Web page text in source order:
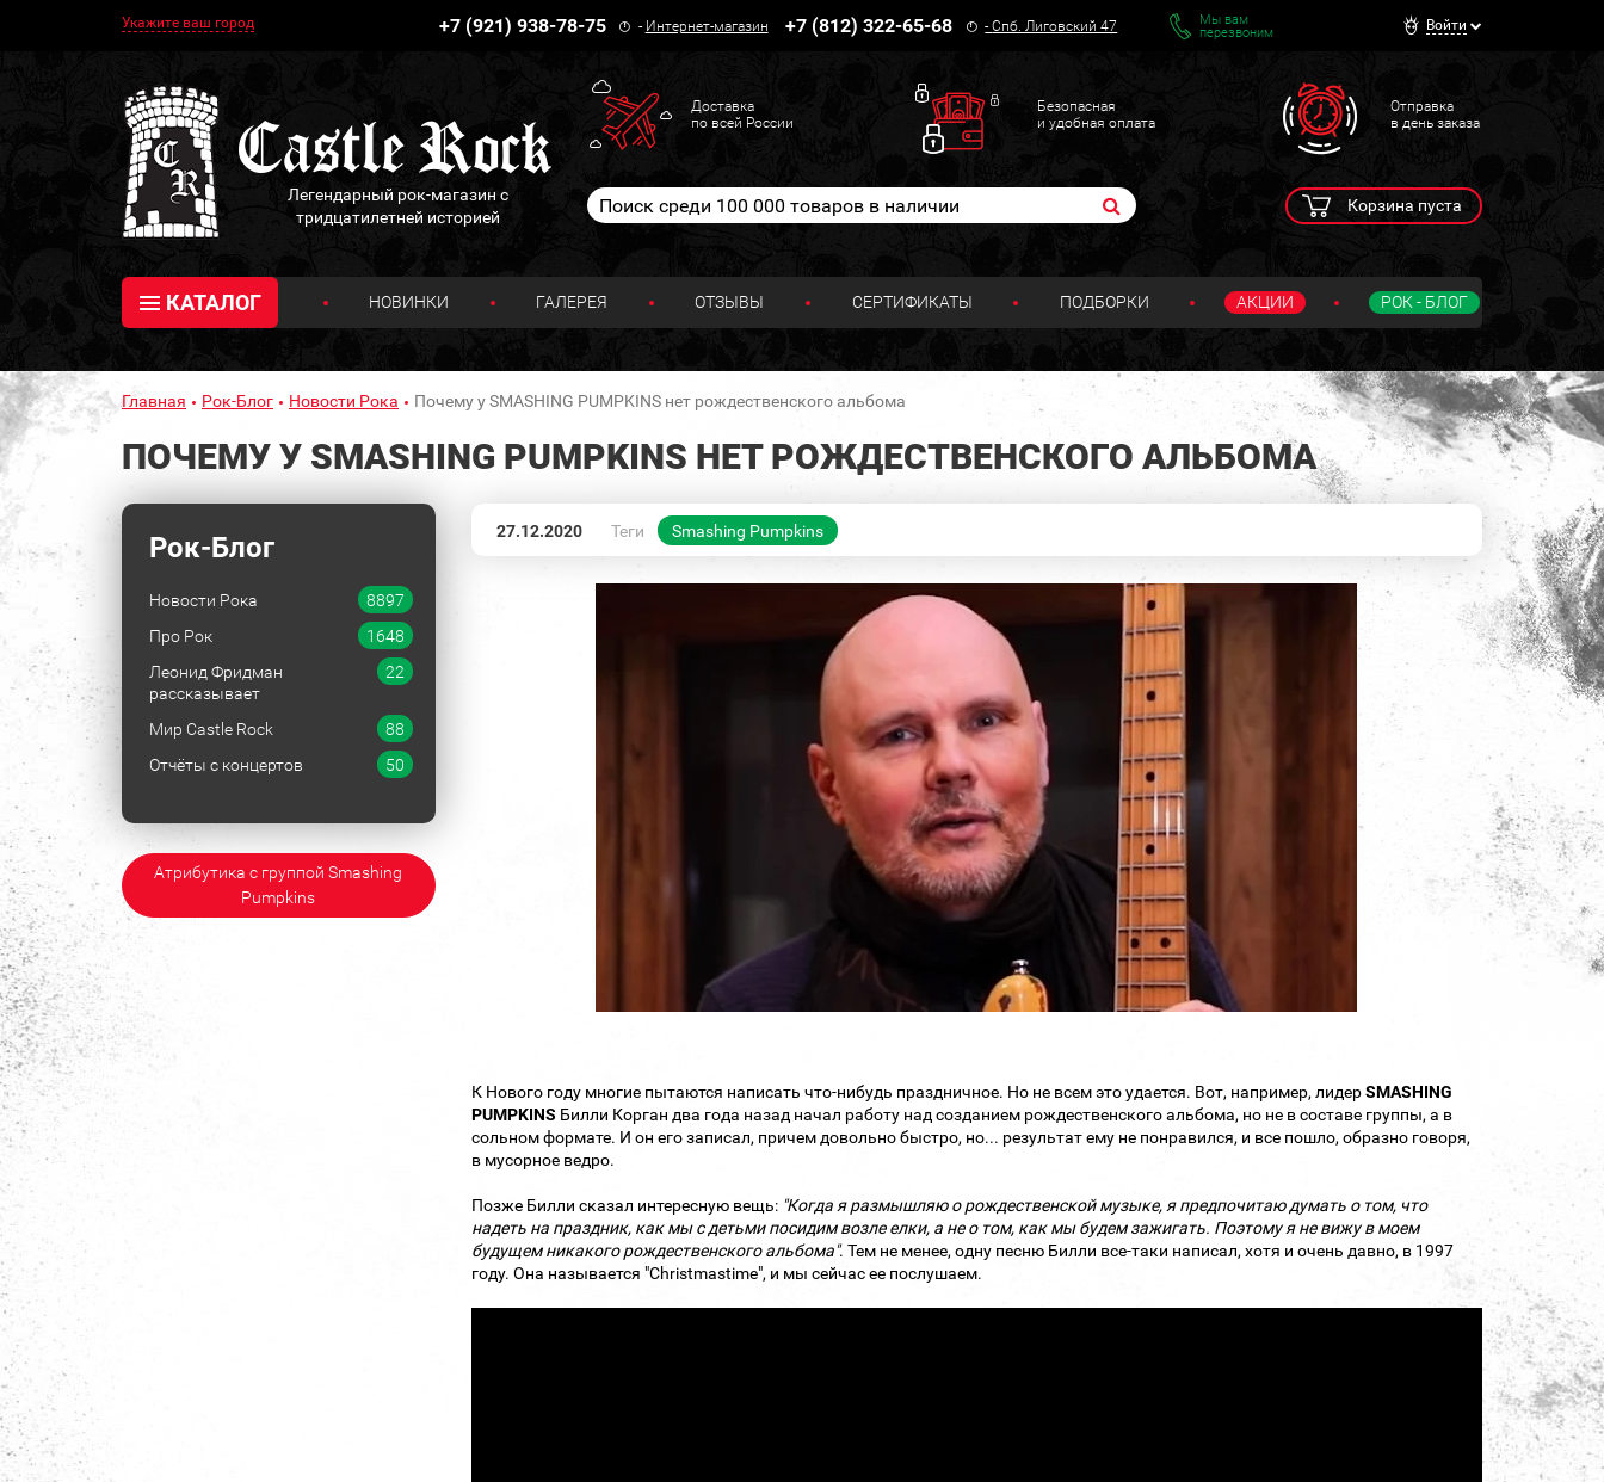
Укажите ваш город +7 (921) 938-78-75 - Интернет-магазин +7 (812) 322-65-68 -Спб. Лиговский 47
Мы вам
перезвоним
Войти
Легендарный рок-магазин с
тридцатилетней историей
Доставка
по всей России
Безопасная
и удобная оплата
Отправка
в день заказа
Корзина пуста
КАТАЛОГ НОВИНКИ ГАЛЕРЕЯ ОТЗЫВЫ СЕРТИФИКАТЫ ПОДБОРКИ АКЦИИ РОК - БЛОГ
Главная Рок-Блог Новости Рока Почему у SMASHING PUMPKINS нет рождественского альбома
ПОЧЕМУ У SMASHING PUMPKINS НЕТ РОЖДЕСТВЕНСКОГО АЛЬБОМА
Рок-Блог
Новости Рока
8897
Про Рок
1648
Леонид Фридман
рассказывает
22
Мир Castle Rock
88
Отчёты с концертов
50
Атрибутика с группой Smashing
Pumpkins
27.12.2020 Теги Smashing Pumpkins
К Нового году многие пытаются написать что-нибудь праздничное. Но не всем это удается. Вот, например, лидерSMASHING
PUMPKINS Билли Корган два года назад начал работу над созданием рождественского альбома, но не в составе группы, а в
сольном формате. И он его записал, причем довольно быстро, но... результат ему не понравился, и все пошло, образно говоря,
в мусорное ведро.
Позже Билли сказал интересную вещь: "Когда я размышляю о рождественской музыке, я предпочитаю думать о том, что
надеть на праздник, как мы с детьми посидим возле елки, а не о том, как мы будем зажигать. Поэтому я не вижу в моем
будущем никакого рождественского альбома". Тем не менее, одну песню Билли все-таки написал, хотя и очень давно, в 1997
году. Она называется "Christmastime", и мы сейчас ее послушаем.